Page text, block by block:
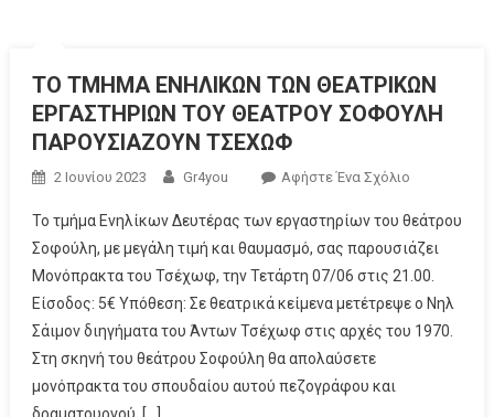
TΟ ΤΜΗΜΑ ΕΝΗΛΙΚΩΝ ΤΩΝ ΘΕΑΤΡΙΚΩΝ
ΕΡΓΑΣΤΗΡΙΩΝ ΤΟΥ ΘΕΑΤΡΟΥ ΣΟΦΟΥΛΗ
ΠΑΡΟΥΣΙΑΖΟΥΝ ΤΣΕΧΩΦ
2 Ιουνίου 2023 Gr4you Αφήστε Ένα Σχόλιο
Το τμήμα Ενηλίκων Δευτέρας των εργαστηρίων του θεάτρου
Σοφούλη, με μεγάλη τιμή και θαυμασμό, σας παρουσιάζει
Μονόπρακτα του Τσέχωφ, την Τετάρτη 07/06 στις 21.00.
Είσοδος: 5€ Υπόθεση: Σε θεατρικά κείμενα μετέτρεψε ο Νηλ
Σάιμον διηγήματα του Άντων Τσέχωφ στις αρχές του 1970.
Στη σκηνή του θεάτρου Σοφούλη θα απολαύσετε
μονόπρακτα του σπουδαίου αυτού πεζογράφου και